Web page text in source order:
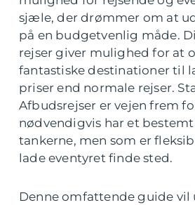
sjæle, der drømmer om at
på en budgetvenlig måde.
rejser giver mulighed for at
fantastiske destinationer til
priser end normale rejser.
Afbudsrejser er vejen frem
nødvendigvis har et
tankerne, men som er
lade eventyret finde sted.
Denne omfattende guide vil